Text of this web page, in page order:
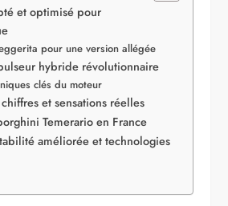
et optimisé pour
pour une version allégée
hybride révolutionnaire
clés du moteur
et sensations réelles
Temerario en France
améliorée et technologies